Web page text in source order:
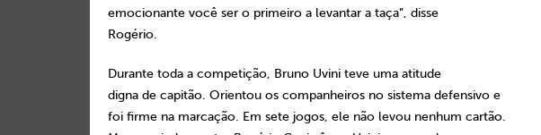
emocionante você ser o primeiro a levantar a taça”, disse
Rogério.
Durante toda a competição, Bruno Uvini teve uma atitude
digna de capitão. Orientou os companheiros no sistema defensivo e
foi firme na marcação. Em sete jogos, ele não levou nenhum cartão.